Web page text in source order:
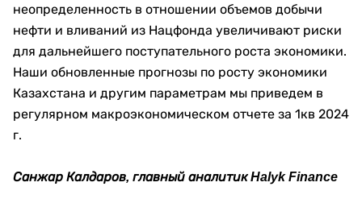
неопределенность в отношении объемов добычи
нефти и вливаний из Нацфонда увеличивают риски
для дальнейшего поступательного роста экономики.
Наши обновленные прогнозы по росту экономики
Казахстана и другим параметрам мы приведем в
регулярном макроэкономическом отчете за 1кв 2024
г.
Санжар Калдаров, главный аналитик Halyk Finance